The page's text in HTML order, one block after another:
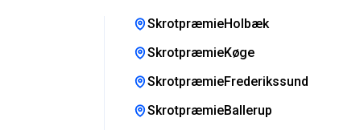
SkrotpræmieHolbæk
SkrotpræmieKøge
SkrotpræmieFrederikssund
SkrotpræmieBallerup